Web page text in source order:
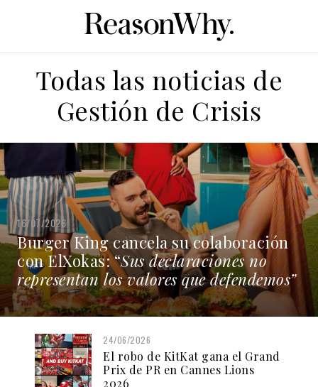
Todas las noticias de
Gestión de Crisis
16/07/2026
Burger King cancela su colaboración
con ElXokas: “Sus declaraciones no
representan los valores que defendemos”
24/06/2026
El robo de KitKat gana el Grand
Prix de PR en Cannes Lions
2026